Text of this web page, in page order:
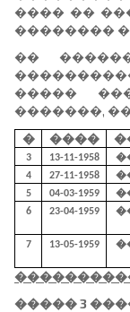
���� ��
��������
��
�����
�������,
�
����
3 13-11-1958
4 27-11-1958
5 04-03-1959
6 23-04-1959
7 13-05-1959
����� 3